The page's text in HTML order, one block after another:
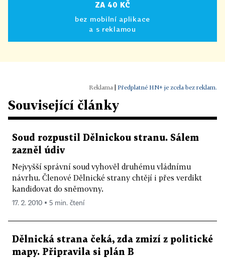
ZA 40 KČ
bez mobilní aplikace
a s reklamou
Předplatné HN+ je zcela bez reklam.
Související články
Soud rozpustil Dělnickou stranu. Sálem
zazněl údiv
Nejvyšší správní soud vyhověl druhému vládnímu
návrhu. Členové Dělnické strany chtějí i přes verdikt
kandidovat do sněmovny.
17. 2. 2010 ▪ 5 min. čtení
Dělnická strana čeká, zda zmizí z politické
mapy. Připravila si plán B